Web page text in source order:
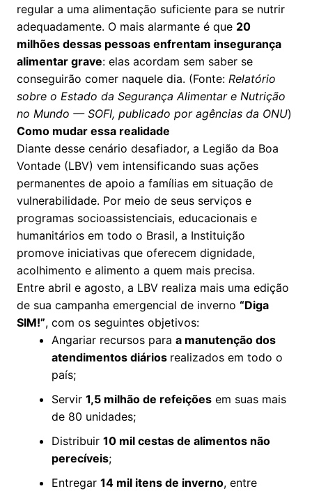
regular a uma alimentação suficiente para se nutrir
adequadamente. O mais alarmante é que 20
milhões dessas pessoas enfrentam insegurança
alimentar grave: elas acordam sem saber se
conseguirão comer naquele dia. (Fonte: Relatório
sobre o Estado da Segurança Alimentar e Nutrição
no Mundo — SOFI, publicado por agências da ONU)
Como mudar essa realidade
Diante desse cenário desafiador, a Legião da Boa
Vontade (LBV) vem intensificando suas ações
permanentes de apoio a famílias em situação de
vulnerabilidade. Por meio de seus serviços e
programas socioassistenciais, educacionais e
humanitários em todo o Brasil, a Instituição
promove iniciativas que oferecem dignidade,
acolhimento e alimento a quem mais precisa.
Entre abril e agosto, a LBV realiza mais uma edição
de sua campanha emergencial de inverno “Diga
SIM!”, com os seguintes objetivos:
Angariar recursos para a manutenção dos
atendimentos diários realizados em todo o
país;
Servir 1,5 milhão de refeiçõesem suas mais
de 80 unidades;
Distribuir 10 mil cestas de alimentos não
perecíveis;
Entregar 14 mil itens de inverno, entre